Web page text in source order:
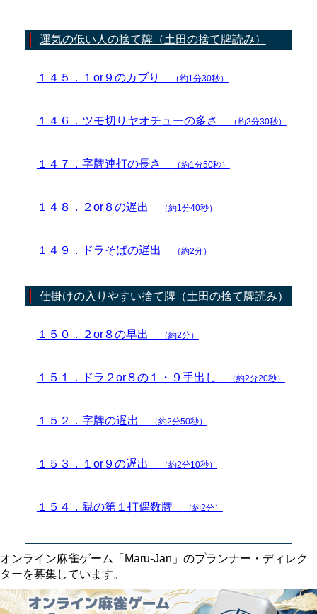
運気の低い人の捨て牌（土田の捨て牌読み）
１４５．１or９のカブり （約1分30秒）
１４６．ツモ切りヤオチューの多さ （約2分30秒）
１４７．字牌連打の長さ （約1分50秒）
１４８．２or８の遅出 （約1分40秒）
１４９．ドラそばの遅出 （約2分）
仕掛けの入りやすい捨て牌（土田の捨て牌読み）
１５０．２or８の早出 （約2分）
１５１．ドラ２or８の１・９手出し （約2分20秒）
１５２．字牌の遅出 （約2分50秒）
１５３．１or９の遅出 （約2分10秒）
１５４．親の第１打偶数牌 （約2分）
オンライン麻雀ゲーム「Maru-Jan」のプランナー・ディレク
ターを募集しています。